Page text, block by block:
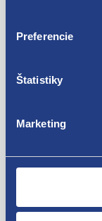
Preferencie
Štatistiky
Marketing
Citroen Jumper